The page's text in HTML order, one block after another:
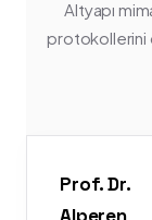
Altyapı
protokollerini
Prof. Dr.